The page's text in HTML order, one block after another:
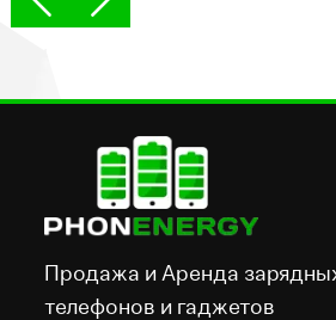
Продажа и Аренда
телефонов и гаджетов